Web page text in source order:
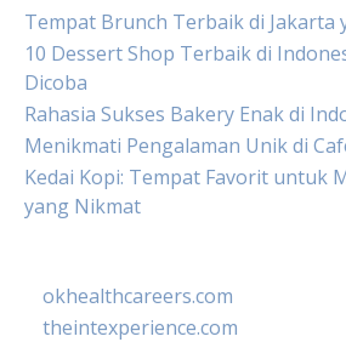
Tempat Brunch Terbaik di Jakarta
10 Dessert Shop Terbaik di
Dicoba
Rahasia Sukses Bakery Enak di
Menikmati Pengalaman Unik di
Kedai Kopi: Tempat Favorit untuk
yang Nikmat
okhealthcareers.com
theintexperience.com